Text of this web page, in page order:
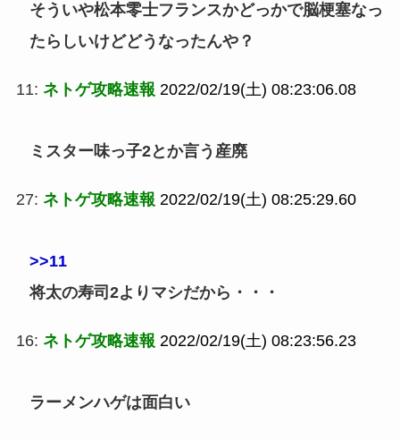
そういや松本零士フランスかどっかで脳梗塞なっ
たらしいけどどうなったんや？
11: ネトゲ攻略速報 2022/02/19(土) 08:23:06.08
ミスター味っ子2とか言う産廃
27: ネトゲ攻略速報 2022/02/19(土) 08:25:29.60
>>11
将太の寿司2よりマシだから・・・
16: ネトゲ攻略速報 2022/02/19(土) 08:23:56.23
ラーメンハゲは面白い